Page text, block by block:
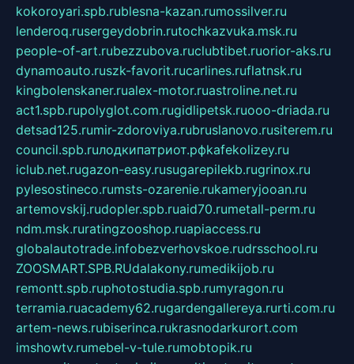
kokoroyari.spb.rublesna-kazan.rumossilver.ru
lenderoq.rusergeydobrin.rutochkazvuka.msk.ru
people-of-art.rubezzubova.ruclubtibet.ruorior-aks.ru
dynamoauto.ruszk-favorit.rucarlines.ruflatnsk.ru
kingbolenskaner.rualex-motor.ruastroline.net.ru
act1.spb.rupolyglot.com.rugidlipetsk.ruooo-driada.ru
detsad125.rumir-zdoroviya.rubruslanovo.rusiterem.ru
council.spb.ruлодкипатриот.рфkafekolizey.ru
iclub.net.rugazon-easy.rusugarepilekb.rugrinox.ru
pylesostineco.rumsts-ozarenie.rukameryjooan.ru
artemovskij.rudopler.spb.ruaid70.rumetall-perm.ru
ndm.msk.ruratingzooshop.ruapiaccess.ru
globalautotrade.infobezverhovskoe.rudrsschool.ru
ZOOSMART.SPB.RUdalakony.rumedikijob.ru
remontt.spb.ruphotostudia.spb.rumyragon.ru
terramia.ruacademy62.rugardengallereya.rurti.com.ru
artem-news.rubiserinca.rukrasnodarkurort.com
imshowtv.rumebel-v-tule.rumobtopik.ru